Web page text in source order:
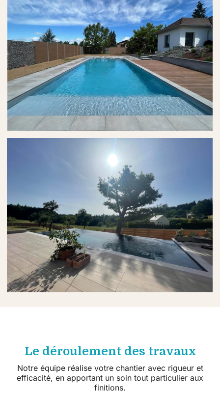
Le déroulement des travaux
Notre équipe réalise votre chantier avec rigueur et
efficacité, en apportant un soin tout particulier aux
finitions.